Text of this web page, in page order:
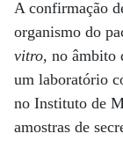
A confirmação
organismo do
vitro, no âmbito
um laboratório
no Instituto de
amostras de